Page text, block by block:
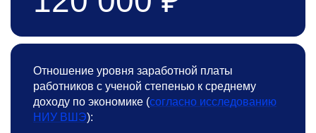
Отношение уровня заработной платы
работников с ученой степенью к среднему
доходу по экономике (согласно исследованию
НИУ ВШЭ):